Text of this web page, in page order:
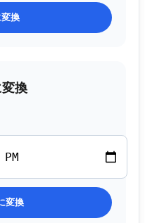
換
換
変換